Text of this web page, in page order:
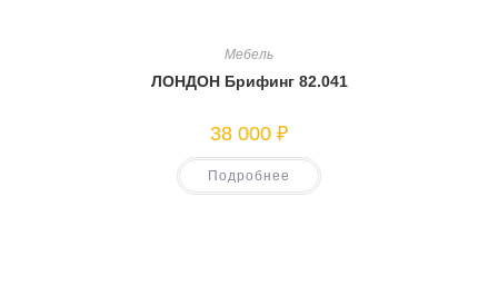
Мебель
ЛОНДОН Брифинг 82.041
38 000 ₽
Подробнее